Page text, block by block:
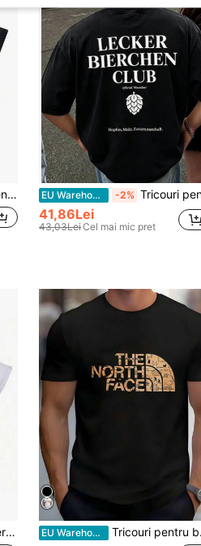
rotund EU Warehouse -2% Tricouri pentru
41,86Lei
43,03LeiCel mai mic pret
EU Warehouse Tricouri pentru bărbați